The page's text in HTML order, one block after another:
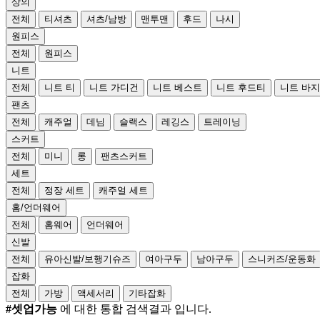
전체
티셔츠 셔츠/남방 맨투맨 후드
나시
원피스
전체
원피스
니트
전체
니트 티 니트 가디건 니트 베스트 니트 후드티
니트 바지
팬츠
전체
캐주얼 데님 슬랙스 레깅스
트레이닝
스커트
전체
미니 롱
팬츠스커트
세트
전체
정장 세트
캐주얼 세트
홈/언더웨어
전체
홈웨어
언더웨어
신발
전체
유아신발/보행기슈즈 여아구두 남아구두 스니커즈/운동화
잡화
전체
가방 액세서리 기타잡화
#셋업가능 에 대한 통합 검색결과 입니다.